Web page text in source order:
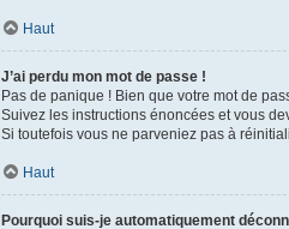
Haut
J’ai perdu mon mot de passe !
Pas de panique ! Bien que votre mot de
Suivez les instructions énoncées et vous
Si toutefois vous ne parveniez pas à
Haut
Pourquoi suis-je automatiquement